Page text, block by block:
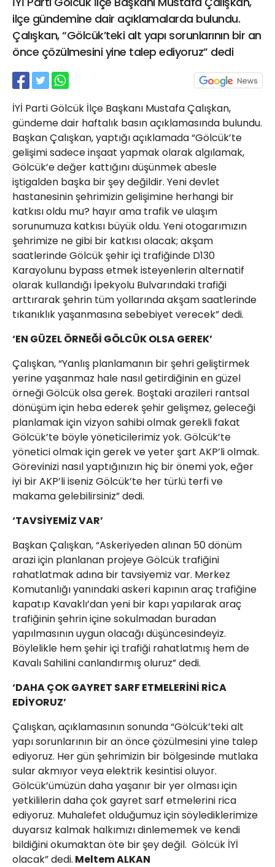
ilçe gündemine dair açıklamalarda bulundu.
Çalışkan, “Gölcük’teki alt yapı sorunlarının bir an
önce çözülmesini yine talep ediyoruz” dedi
İYİ Parti Gölcük İlçe Başkanı Mustafa Çalışkan,
gündeme dair haftalık basın açıklamasında bulundu.
Başkan Çalışkan, yaptığı açıklamada “Gölcük’te
gelişimi sadece inşaat yapmak olarak algılamak,
Gölcük’e değer kattığını düşünmek abesle
iştigalden başka bir şey değildir. Yeni devlet
hastanesinin şehrimizin gelişimine herhangi bir
katkısı oldu mu? hayır ama trafik ve ulaşım
sorunumuza katkısı büyük oldu. Yeni otogarımızın
şehrimize ne gibi bir katkısı olacak; akşam
saatlerinde Gölcük şehir içi trafiğinde D130
Karayolunu bypass etmek isteyenlerin alternatif
olarak kullandığı İpekyolu Bulvarındaki trafiği
arttırarak şehrin tüm yollarında akşam saatlerinde
tıkanıklık yaşanmasına sebebiyet verecek” dedi.
‘EN GÜZEL ÖRNEĞİ GÖLCÜK OLSA GEREK’
Çalışkan, “Yanlış planlamanın bir şehri geliştirmek
yerine yaşanmaz hale nasıl getirdiğinin en güzel
örneği Gölcük olsa gerek. Boştaki arazileri rantsal
dönüşüm için heba ederek şehir gelişmez, geleceği
planlamak için vizyon sahibi olmak gerekli fakat
Gölcük’te böyle yöneticilerimiz yok. Gölcük’te
yönetici olmak için gerek ve yeter şart AKP’li olmak.
Görevinizi nasıl yaptığınızın hiç bir önemi yok, eğer
iyi bir AKP’li iseniz Gölcük’te her türlü terfi ve
makama gelebilirsiniz” dedi.
‘TAVSİYEMİZ VAR’
Başkan Çalışkan, “Askeriyeden alınan 50 dönüm
arazi için planlanan projeye Gölcük trafiğini
rahatlatmak adına bir tavsiyemiz var. Merkez
Komutanlığı yanındaki askeri kapının araç trafiğine
kapatıp Kavaklı’dan yeni bir kapı yapılarak araç
trafiğinin şehrin içine sokulmadan buradan
yapılmasının uygun olacağı düşüncesindeyiz.
Böylelikle hem şehir içi trafiği rahatlatmış hem de
Kavalı Sahilini canlandırmış oluruz” dedi.
‘DAHA ÇOK GAYRET SARF ETMELERİNİ RİCA
EDİYORUZ’
Çalışkan, açıklamasının sonunda “Gölcük’teki alt
yapı sorunlarının bir an önce çözülmesini yine talep
ediyoruz. Her gün şehrimizin bir bölgesinde mutlaka
sular akmıyor veya elektrik kesintisi oluyor.
Gölcük’ümüzün daha yaşanır bir yer olması için
yetkililerin daha çok gayret sarf etmelerini rica
ediyoruz. Muhalefet olduğumuz için söylediklerimize
duyarsız kalmak halkımızı dinlememek ve kendi
bildiğini okumaktan öte bir şey değil. Gölcük İYİ
olacak” dedi. Meltem ALKAN
21 Gölcük
02624132333
haber@golcukpostasi.com